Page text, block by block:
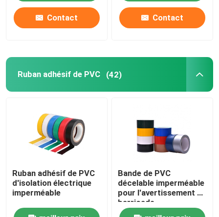
Contact Contact
Ruban adhésif de PVC (42)
Ruban adhésif de PVC
d'isolation électrique
imperméable
Bande de PVC
décelable imperméable
pour l'avertissement de
barricade